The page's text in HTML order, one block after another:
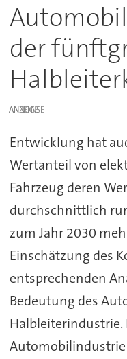
der
ANZEIGE
Entwicklung hat
Wertanteil von
Fahrzeug deren
durchschnittlich
zum Jahr 2030
Einschätzung des
entsprechenden
Bedeutung des
Halbleiterindustrie.